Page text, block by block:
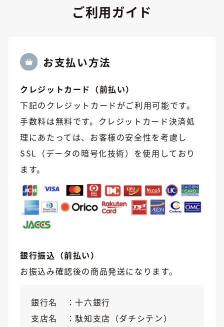
ご利用ガイド
お⽀払い方法
クレジットカード（前払い）
下記のクレジットカードがご利用可能です。
手数料は無料です。クレジットカード決済処
理にあたっては、お客様の安全性を考慮し
SSL（データの暗号化技術）を使用しており
ます。
銀行振込（前払い）
お振込み確認後の商品発送になります。
銀行名
十六銀行
支店名
駄知支店（ダチシテン）